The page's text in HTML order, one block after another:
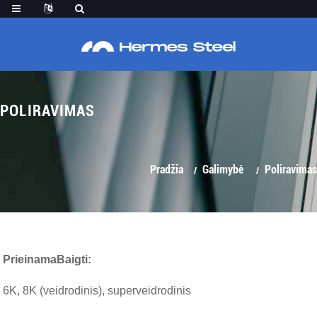
POLIRAVIMAS
Pradžia Galimybė Poliravimas
PrieinamaBaigti:
6K, 8K (veidrodinis), superveidrodinis